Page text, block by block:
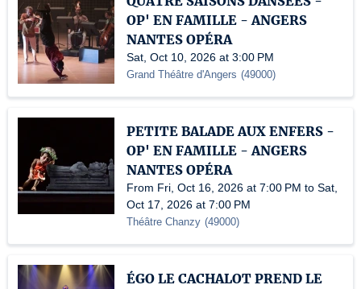
OP' EN FAMILLE - ANGERS
NANTES OPÉRA
Sat, Oct 10, 2026 at 3:00 PM
Grand Théâtre d'Angers (49000)
PETITE BALADE AUX ENFERS -
OP' EN FAMILLE - ANGERS
NANTES OPÉRA
From Fri, Oct 16, 2026 at 7:00 PM to Sat,
Oct 17, 2026 at 7:00 PM
Théâtre Chanzy (49000)
ÉGO LE CACHALOT PREND LE